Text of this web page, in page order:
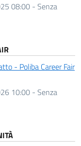
08:00 - Senza
- Poliba Career Fair
10:00 - Senza